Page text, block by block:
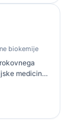
biokemije
medicine
osredotoča